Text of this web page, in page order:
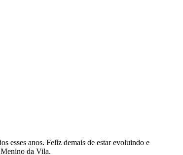
esses anos. Feliz demais de estar evoluindo e
Menino da Vila.